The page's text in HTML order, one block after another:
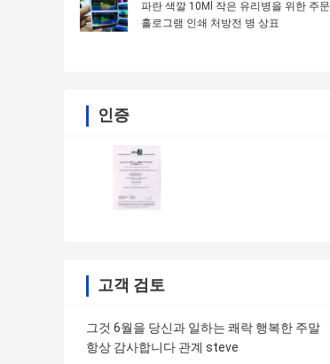
파란 색깔 10Ml 작은 유리병을 위한 주문
홀로그램 인쇄 처방전 병 상표
인증
고객 검토
그것 6월을 당신과 일하는 쾌락 행복한 주말
항상 감사합니다 관계 steve